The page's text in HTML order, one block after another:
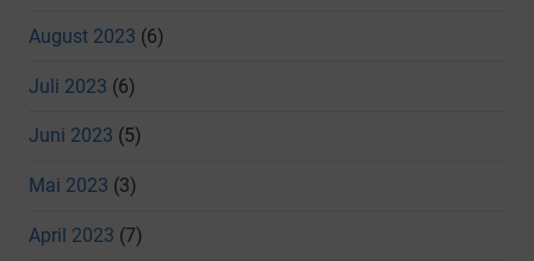
August 2023 (6)
Juli 2023 (6)
Juni 2023 (5)
Mai 2023 (3)
April 2023 (7)